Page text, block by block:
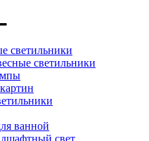
светильники
светильники
ванной
свет